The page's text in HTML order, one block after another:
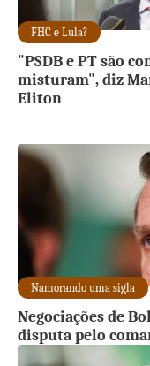
FHC e Lula?
"PSDB e PT são
misturam", diz
Eliton
Namorando uma sigla
Negociações de
disputa pelo